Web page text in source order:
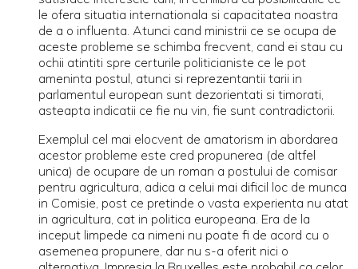
le ofera situatia internationala si capacitatea noastra
de a o influenta. Atunci cand ministrii ce se ocupa de
aceste probleme se schimba frecvent, cand ei stau cu
ochii atintiti spre certurile politicianiste ce le pot
ameninta postul, atunci si reprezentantii tarii in
parlamentul european sunt dezorientati si timorati,
asteapta indicatii ce fie nu vin, fie sunt contradictorii.
Exemplul cel mai elocvent de amatorism in abordarea
acestor probleme este cred propunerea (de altfel
unica) de ocupare de un roman a postului de comisar
pentru agricultura, adica a celui mai dificil loc de munca
in Comisie, post ce pretinde o vasta experienta nu atat
in agricultura, cat in politica europeana. Era de la
inceput limpede ca nimeni nu poate fi de acord cu o
asemenea propunere, dar nu s-a oferit nici o